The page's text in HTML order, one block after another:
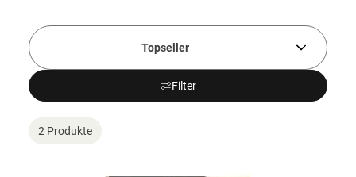
Topseller
Filter
2 Produkte